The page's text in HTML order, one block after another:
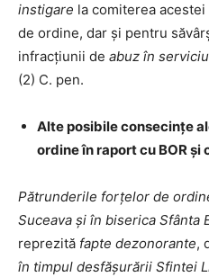
instigare la comiterea
de ordine, dar și pentru
infracțiunii de abuz în serviciu
(2) C. pen.
Alte posibile consecințe
ordine în raport cu BOR și
Pătrunderile forțelor de
Suceava și în biserica Sfânta
reprezită fapte dezonorante,
în timpul desfășurării Sfintei